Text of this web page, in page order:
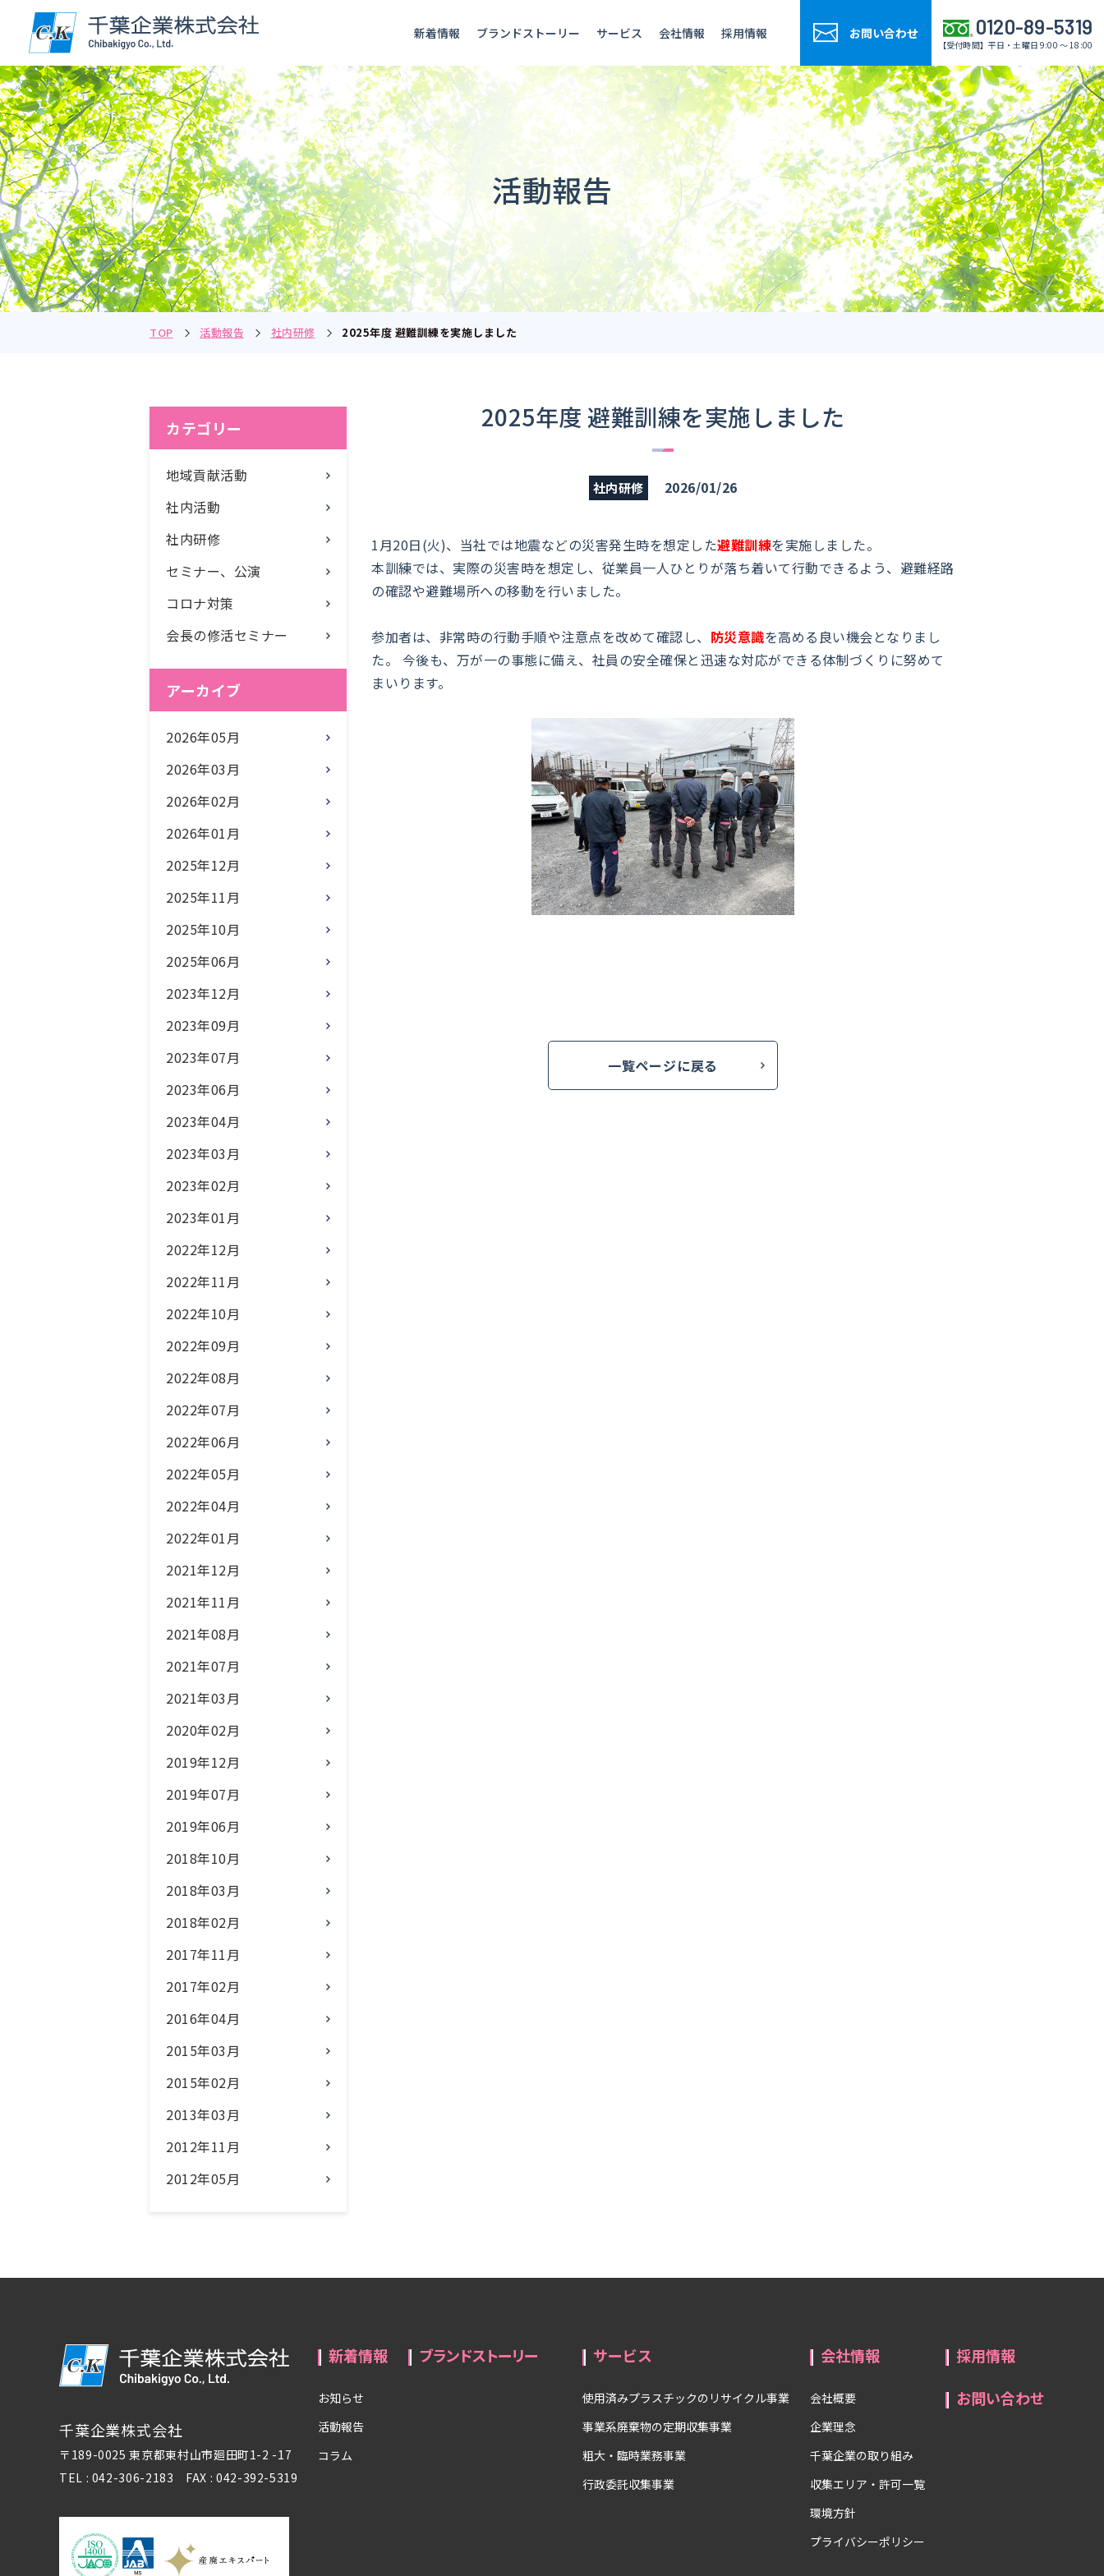
新着情報 ブランドストーリー サービス 会社情報 採用情報 お問い合わせ 0120-89-5319
【受付時間】平日・土曜日 9:00 ～ 18:00
活動報告
TOP 活動報告 社内研修 2025年度 避難訓練を実施しました
カテゴリー
地域貢献活動
社内活動
社内研修
セミナー、公演
コロナ対策
会長の修活セミナー
アーカイブ
2026年05月
2026年03月
2026年02月
2026年01月
2025年12月
2025年11月
2025年10月
2025年06月
2023年12月
2023年09月
2023年07月
2023年06月
2023年04月
2023年03月
2023年02月
2023年01月
2022年12月
2022年11月
2022年10月
2022年09月
2022年08月
2022年07月
2022年06月
2022年05月
2022年04月
2022年01月
2021年12月
2021年11月
2021年08月
2021年07月
2021年03月
2020年02月
2019年12月
2019年07月
2019年06月
2018年10月
2018年03月
2018年02月
2017年11月
2017年02月
2016年04月
2015年03月
2015年02月
2013年03月
2012年11月
2012年05月
2025年度 避難訓練を実施しました
社内研修 2026/01/26
1月20日(火)、当社では地震などの災害発生時を想定した避難訓練を実施しました。
本訓練では、実際の災害時を想定し、従業員一人ひとりが落ち着いて行動できるよう、避難経路
の確認や避難場所への移動を行いました。
参加者は、非常時の行動手順や注意点を改めて確認し、 防災意識を高める良い機会となりまし
た。 今後も、万が一の事態に備え、社員の安全確保と迅速な対応ができる体制づくりに努めて
まいります。
一覧ページに戻る
千葉企業株式会社
〒189-0025 東京都東村山市廻田町1-2 -17
TEL : 042-306-2183 FAX : 042-392-5319
新着情報
お知らせ
活動報告
コラム
ブランドストーリー サービス
使用済みプラスチックのリサイクル事業
事業系廃棄物の定期収集事業
粗大・臨時業務事業
行政委託収集事業
会社情報
会社概要
企業理念
千葉企業の取り組み
収集エリア・許可一覧
環境方針
プライバシーポリシー
採用情報
お問い合わせ